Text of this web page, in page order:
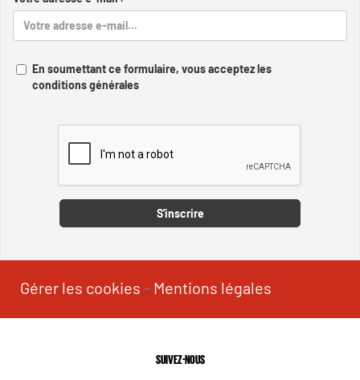
En soumettant ce formulaire, vous acceptez les
conditions générales
S'inscrire
Gérer les cookies - Mentions légales
SUIVEZ-NOUS